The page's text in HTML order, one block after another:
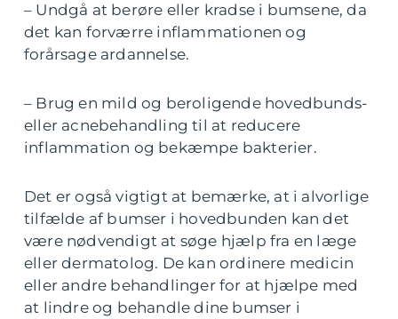
– Undgå at berøre eller kradse i bumsene, da
det kan forværre inflammationen og
forårsage ardannelse.
– Brug en mild og beroligende hovedbunds-
eller acnebehandling til at reducere
inflammation og bekæmpe bakterier.
Det er også vigtigt at bemærke, at i alvorlige
tilfælde af bumser i hovedbunden kan det
være nødvendigt at søge hjælp fra en læge
eller dermatolog. De kan ordinere medicin
eller andre behandlinger for at hjælpe med
at lindre og behandle dine bumser i